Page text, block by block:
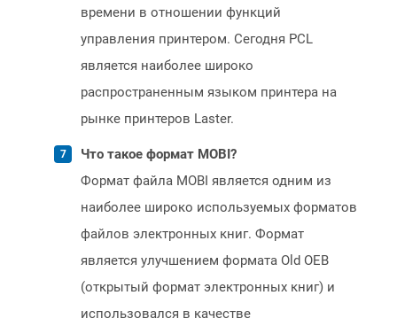
времени в отношении функций
управления принтером. Сегодня PCL
является наиболее широко
распространенным языком принтера на
рынке принтеров Laster.
Что такое формат MOBI?
Формат файла MOBI является одним из
наиболее широко используемых форматов
файлов электронных книг. Формат
является улучшением формата Old OEB
(открытый формат электронных книг) и
использовался в качестве